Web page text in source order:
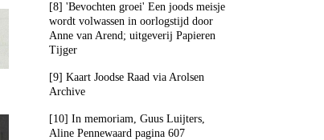
[8] 'Bevochten groei' Een joods meisje
wordt volwassen in oorlogstijd door
Anne van Arend; uitgeverij Papieren
Tijger
[9] Kaart Joodse Raad via Arolsen
Archive
[10] In memoriam, Guus Luijters,
Aline Pennewaard pagina 607